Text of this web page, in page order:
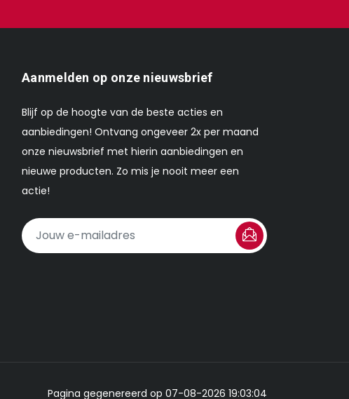
Aanmelden op onze nieuwsbrief
Blijf op de hoogte van de beste acties en
aanbiedingen! Ontvang ongeveer 2x per maand
onze nieuwsbrief met hierin aanbiedingen en
nieuwe producten. Zo mis je nooit meer een
actie!
Pagina gegenereerd op 07-08-2026 19:03:04